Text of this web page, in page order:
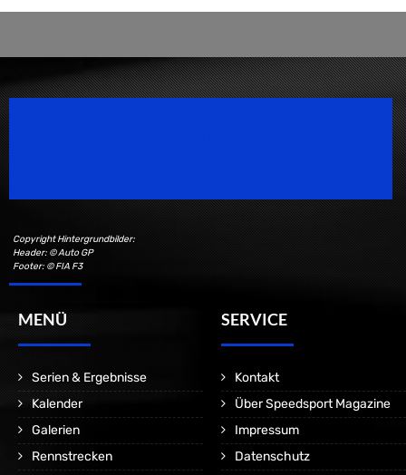
Copyright Hintergrundbilder:
Header: © Auto GP
Footer: © FIA F3
MENÜ
Serien & Ergebnisse
Kalender
Galerien
Rennstrecken
SERVICE
Kontakt
Über Speedsport Magazine
Impressum
Datenschutz